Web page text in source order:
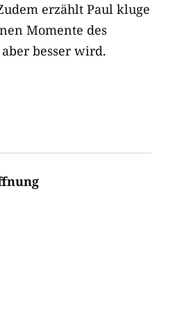
erzählt Paul kluge
Momente des
besser wird.